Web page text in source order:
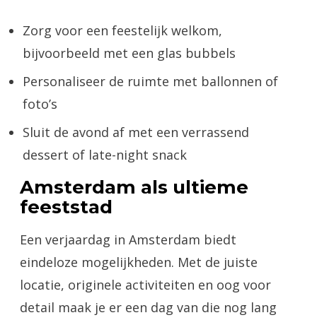
Zorg voor een feestelijk welkom,
bijvoorbeeld met een glas bubbels
Personaliseer de ruimte met ballonnen of
foto’s
Sluit de avond af met een verrassend
dessert of late-night snack
Amsterdam als ultieme
feeststad
Een verjaardag in Amsterdam biedt
eindeloze mogelijkheden. Met de juiste
locatie, originele activiteiten en oog voor
detail maak je er een dag van die nog lang